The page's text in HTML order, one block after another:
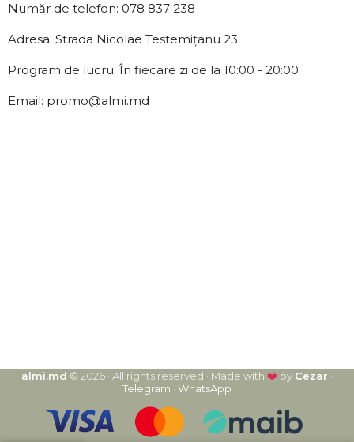
Număr de telefon: 078 837 238
Adresa: Strada Nicolae Testemițanu 23
Program de lucru: În fiecare zi de la 10:00 - 20:00
Email: promo@almi.md
almi.md © 2026 · All rights reserved · Made with ❤️ by Cezar ·
Telegram · WhatsApp